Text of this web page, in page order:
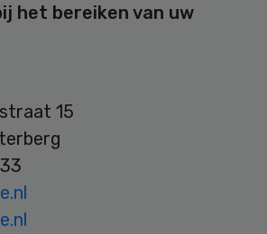
het bereiken van uw
15